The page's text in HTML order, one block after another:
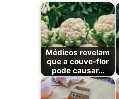
Médicos revelam
que a couve-flor
pode causar…